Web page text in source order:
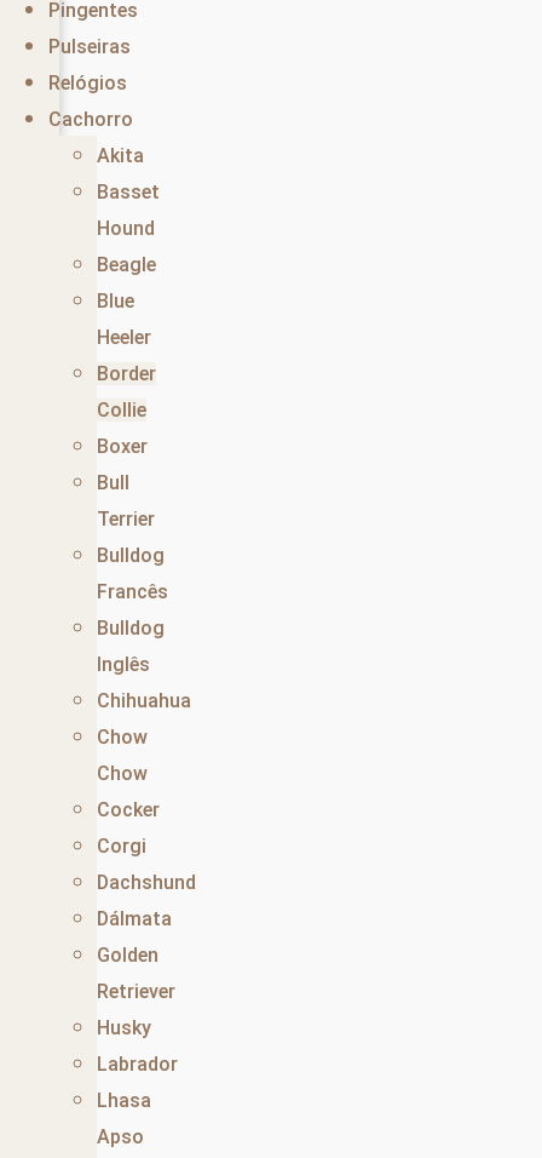
Pingentes
Pulseiras
Relógios
Cachorro
Akita
Basset
Hound
Beagle
Blue
Heeler
Border
Collie
Boxer
Bull
Terrier
Bulldog
Francês
Bulldog
Inglês
Chihuahua
Chow
Chow
Cocker
Corgi
Dachshund
Dálmata
Golden
Retriever
Husky
Labrador
Lhasa
Apso